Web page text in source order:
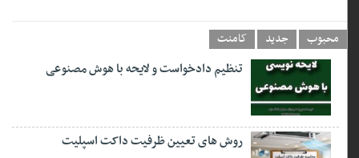
محبوب جدید کامنت
تنظیم دادخواست و لایحه با هوش مصنوعی
روش های تعیین ظرفیت داکت اسپلیت